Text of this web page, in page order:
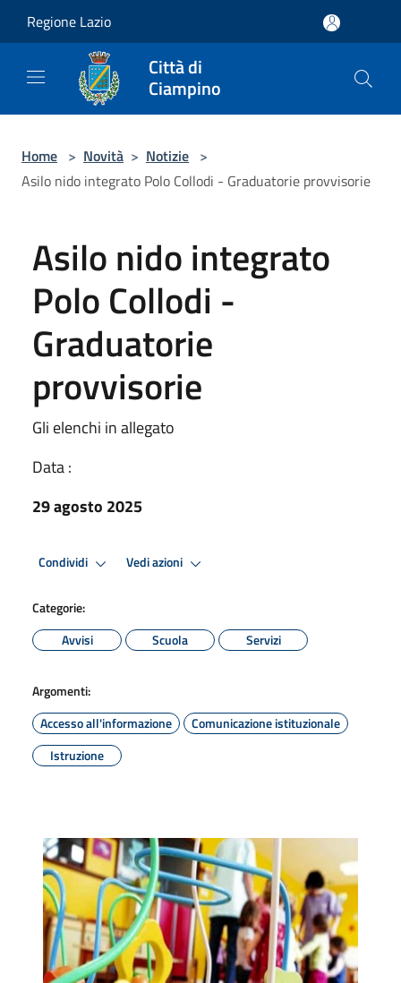
Regione Lazio
Città di
Ciampino
Home > Novità > Notizie >
Asilo nido integrato Polo Collodi - Graduatorie provvisorie
Asilo nido integrato
Polo Collodi -
Graduatorie
provvisorie
Gli elenchi in allegato
Data :
29 agosto 2025
Condividi Vedi azioni
Categorie:
Avvisi
Scuola Servizi
Argomenti:
Accesso all'informazione
Comunicazione istituzionale
Istruzione